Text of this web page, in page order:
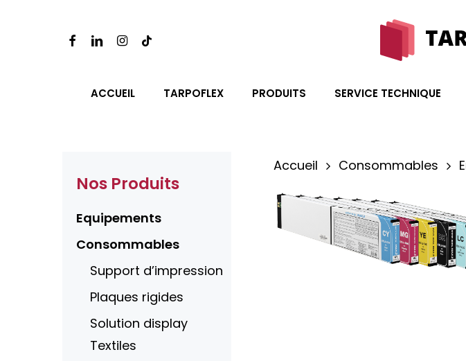
FACEBOOK
LINKEDININSTAGRAM
TIKTOK
ACCUEIL TARPOFLEX PRODUITS SERVICE TECHNIQUE
Nos Produits
Equipements
Consommables
Support d’impression
Plaques rigides
Solution display
Textiles
Accueil Consommables